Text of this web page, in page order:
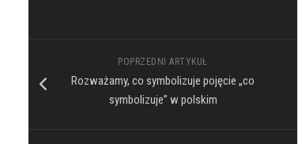
POPRZEDNI ARTYKUŁ
Rozważamy, co symbolizuje pojęcie „co
symbolizuje” w polskim